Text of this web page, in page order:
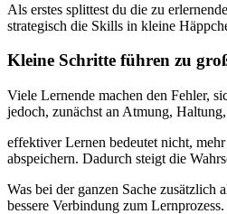
Als erstes splittest du die zu
strategisch die Skills in kleine
Kleine Schritte führen zu
Viele Lernende machen den Fehler,
jedoch, zunächst an Atmung,
effektiver Lernen bedeutet nicht,
abspeichern. Dadurch steigt die
Was bei der ganzen Sache
bessere Verbindung zum